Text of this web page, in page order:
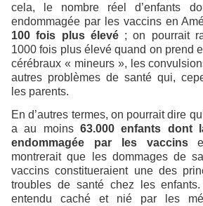
cela, le nombre réel d’enfants
endommagée par les vaccins en
100 fois plus élevé ; on pourrait
1000 fois plus élevé quand on prend
cérébraux « mineurs », les
autres problèmes de santé qui,
les parents.
En d’autres termes, on pourrait dire
a au moins 63.000 enfants dont
endommagée par les vaccins
montrerait que les dommages de
vaccins constitueraient une des
troubles de santé chez les
entendu caché et nié par les